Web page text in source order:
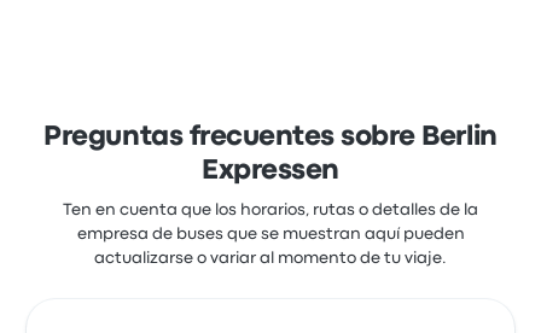
Preguntas frecuentes sobre Berlin
Expressen
Ten en cuenta que los horarios, rutas o detalles de la
empresa de buses que se muestran aquí pueden
actualizarse o variar al momento de tu viaje.